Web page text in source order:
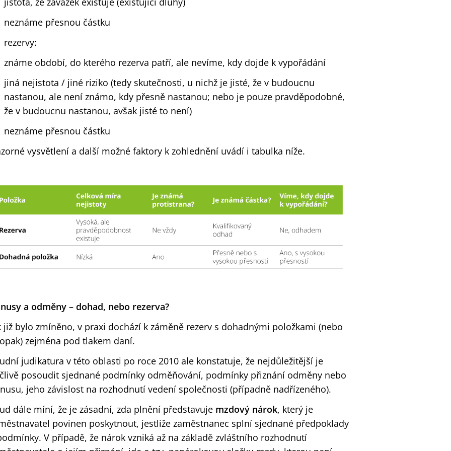
neznáme přesnou částku
rezervy:
známe období, do kterého rezerva patří, ale nevíme, kdy dojde k vypořádání
jiná nejistota / jiné riziko (tedy skutečnosti, u nichž je jisté, že v budoucnu
nastanou, ale není známo, kdy přesně nastanou; nebo je pouze pravděpodobné,
že v budoucnu nastanou, avšak jisté to není)
neznáme přesnou částku
vysvětlení a další možné faktory k zohlednění uvádí i tabulka níže.
a odměny – dohad, nebo rezerva?
již bylo zmíněno, v praxi dochází k záměně rezerv s dohadnými položkami (nebo
zejména pod tlakem daní.
judikatura v této oblasti po roce 2010 ale konstatuje, že nejdůležitější je
posoudit sjednané podmínky odměňování, podmínky přiznání odměny nebo
jeho závislost na rozhodnutí vedení společnosti (případně nadřízeného).
dále míní, že je zásadní, zda plnění představuje mzdový nárok, který je
povinen poskytnout, jestliže zaměstnanec splní sjednané předpoklady
V případě, že nárok vzniká až na základě zvláštního rozhodnutí